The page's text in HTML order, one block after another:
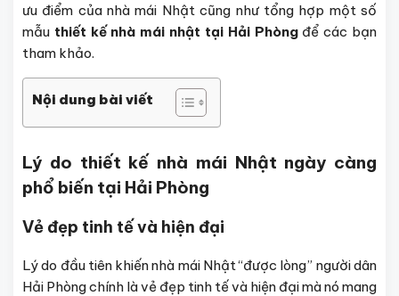
ưu điểm của nhà mái Nhật cũng như tổng hợp một số
mẫu thiết kế nhà mái nhật tại Hải Phòngđể các bạn
tham khảo.
Nội dung bài viết
Lý do thiết kế nhà mái Nhật ngày càng
phổ biến tại Hải Phòng
Vẻ đẹp tinh tế và hiện đại
Lý do đầu tiên khiến nhà mái Nhật “được lòng” người dân
Hải Phòng chính là vẻ đẹp tinh tế và hiện đại mà nó mang